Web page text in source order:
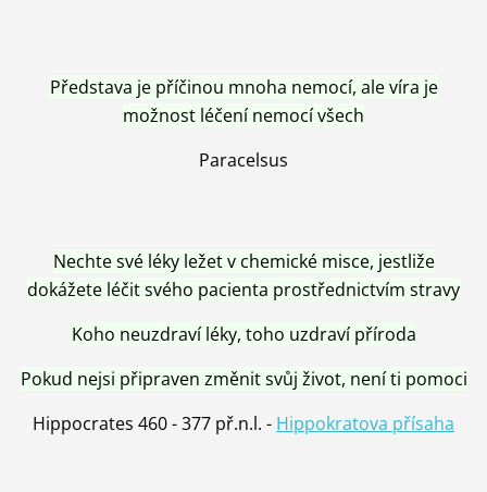
Představa je příčinou mnoha nemocí, ale víra je
možnost léčení nemocí všech
Paracelsus
Nechte své léky ležet v chemické misce, jestliže
dokážete léčit svého pacienta prostřednictvím stravy
Koho neuzdraví léky, toho uzdraví příroda
Pokud nejsi připraven změnit svůj život, není ti pomoci
Hippocrates 460 - 377 př.n.l. - Hippokratova přísaha